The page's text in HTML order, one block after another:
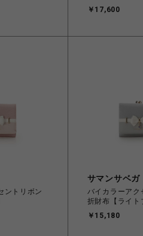
￥17,600
ントリボン
サマンサベガ
バイカラーアク
折財布【ライト
￥15,180